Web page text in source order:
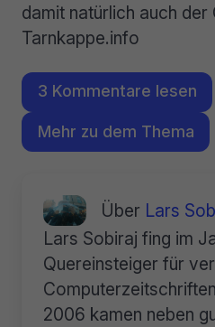
damit natürlich auch
Tarnkappe.info
3 Kommentare lesen
Mehr zu dem Thema
Über Lars
Lars Sobiraj fing im
Quereinsteiger für
2006 kamen neben